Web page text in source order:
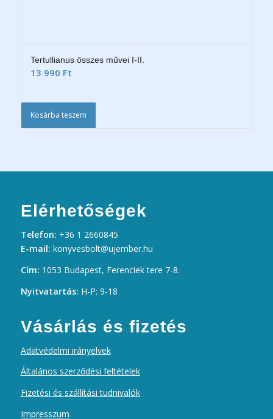
Tertullianus összes művei I-II.
13 990 Ft
Kosárba teszem
Elérhetőségek
Telefon: +36 1 2660845
E-mail: konyvesbolt@ujember.hu
Cím: 1053 Budapest, Ferenciek tere 7-8.
Nyitvatartás: H-P: 9-18
Vásárlás és fizetés
Adatvédelmi irányelvek
Általános szerződési feltételek
Fizetési és szállítási tudnivalók
Impresszum